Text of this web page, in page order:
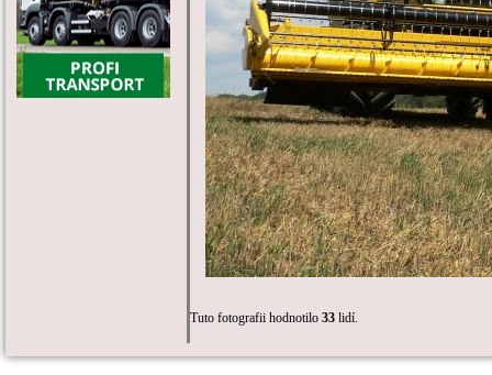
Tuto fotografii hodnotilo 33 lidí.